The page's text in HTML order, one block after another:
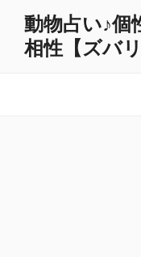
動物占い♪個
相性【ズバ